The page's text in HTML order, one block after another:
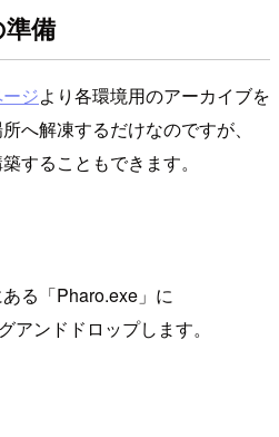
備
ジより各環境用のアーカイブを
へ解凍するだけなのですが、
することもできます。
る「Pharo.exe」に
アンドドロップします。